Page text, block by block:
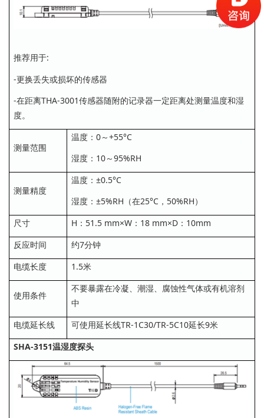
推荐用于:
-更换丢失或损坏的传感器
-在距离THA-3001传感器随附的记录器一定距离处测量温度和湿
度。
测量范围
温度：0～+55°C
湿度：10～95%RH
测量精度
温度：±0.5°C
湿度：±5%RH（在25°C，50%RH）
尺寸
H：51.5 mm×W：18 mm×D：10mm
反应时间
约7分钟
电缆长度
1.5米
使用条件
不要暴露在冷凝、潮湿、腐蚀性气体或有机溶剂
中
电缆延长线
可使用延长线TR-1C30/TR-5C10延长9米
SHA-3151温湿度探头